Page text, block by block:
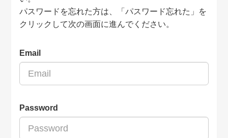
パスワードを忘れた方は、「パスワード忘れた」を
クリックして次の画面に進んでください。
Email
Password